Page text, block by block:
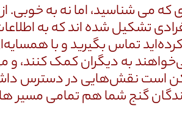
که می شناسید، اما نه به خوبی.
افرادی تشکیل شده اند که به
تماس بگیرید و با
به دیگران کمک کنند، و
است نقش‌هایی در دسترس
گنج شما هم تمامی مسیر ها